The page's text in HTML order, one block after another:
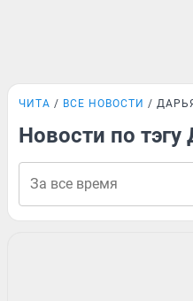
ЧИТА ВСЕ НОВОСТИ
Новости по тэгу